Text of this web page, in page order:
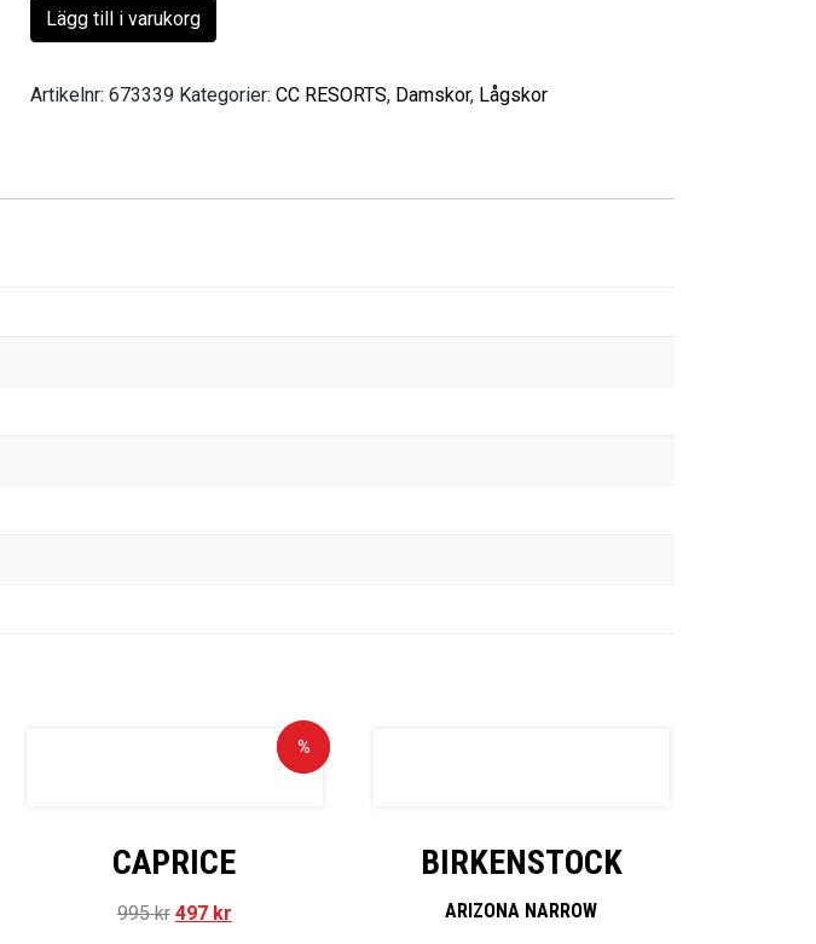
Lägg till i varukorg
Artikelnr:673339 Kategorier:CC RESORTS, Damskor, Lågskor
Rea!
%
CAPRICE
995kr 497 kr
BIRKENSTOCK
ARIZONA NARROW